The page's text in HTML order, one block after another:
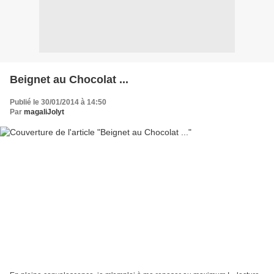
Beignet au Chocolat ...
Publié le 30/01/2014 à 14:50
Par magaliJolyt